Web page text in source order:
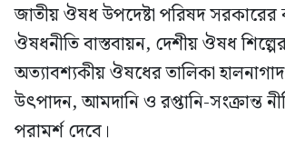
জাতীয় ঔষধ উপদেষ্টা পরিষদ সরকারের
ঔষধনীতি বাস্তবায়ন, দেশীয় ঔষধ
অত্যাবশ্যকীয় ঔষধের তালিকা
উৎপাদন, আমদানি ও রপ্তানি-সংক্রান্ত
পরামর্শ দেবে।